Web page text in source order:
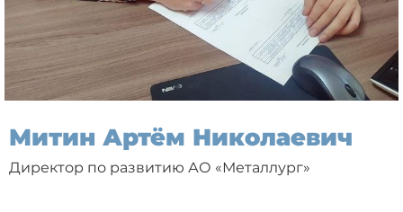
Митин Артём Николаевич
Директор по развитию АО «Металлург»